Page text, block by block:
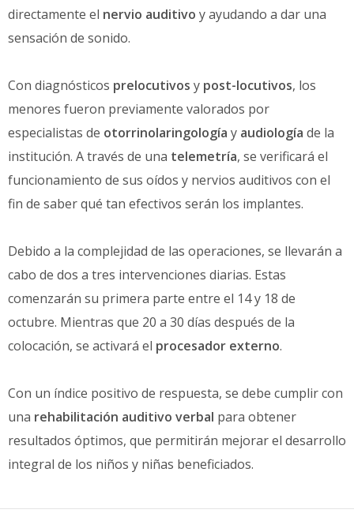
directamente el nervio auditivo y ayudando a dar una
sensación de sonido.
Con diagnósticos prelocutivos y post-locutivos, los
menores fueron previamente valorados por
especialistas de otorrinolaringología y audiología de la
institución. A través de una telemetría, se verificará el
funcionamiento de sus oídos y nervios auditivos con el
fin de saber qué tan efectivos serán los implantes.
Debido a la complejidad de las operaciones, se llevarán a
cabo de dos a tres intervenciones diarias. Estas
comenzarán su primera parte entre el 14 y 18 de
octubre. Mientras que 20 a 30 días después de la
colocación, se activará el procesador externo.
Con un índice positivo de respuesta, se debe cumplir con
una rehabilitación auditivo verbal para obtener
resultados óptimos, que permitirán mejorar el desarrollo
integral de los niños y niñas beneficiados.